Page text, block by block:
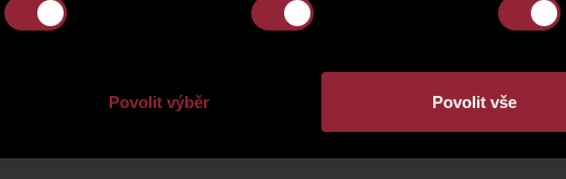
Povolit výběr Povolit vše